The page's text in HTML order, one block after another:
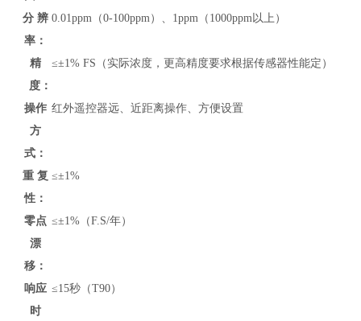
分 辨
率：
0.01ppm（0-100ppm）、1ppm（1000ppm以上）
精
度：
≤±1% FS（实际浓度，更高精度要求根据传感器性能定）
操作
方
式：
红外遥控器远、近距离操作、方便设置
重 复
性：
≤±1%
零点
漂
移：
≤±1%（F.S/年）
响应
时
≤15秒（T90）